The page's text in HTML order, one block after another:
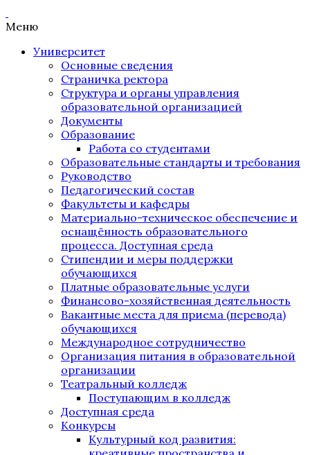
Меню
Университет
Основные сведения
Страничка ректора
Структура и органы управления
образовательной организацией
Документы
Образование
Работа со студентами
Образовательные стандарты и требования
Руководство
Педагогический состав
Факультеты и кафедры
Материально-техническое обеспечение и
оснащённость образовательного
процесса. Доступная среда
Стипендии и меры поддержки
обучающихся
Платные образовательные услуги
Финансово-хозяйственная деятельность
Вакантные места для приема (перевода)
обучающихся
Международное сотрудничество
Организация питания в образовательной
организации
Театральный колледж
Поступающим в колледж
Доступная среда
Конкурсы
Культурный код развития: